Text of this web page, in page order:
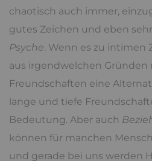
chaotisch auch immer,
gutes Zeichen und eben
Psyche. Wenn es zu intimen
aus irgendwelchen Gründen
Freundschaften eine
lange und tiefe
Bedeutung. Aber auch
können für manchen
und gerade bei uns werden